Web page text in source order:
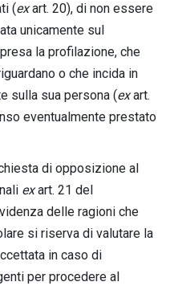
(ex art. 20), di non essere
unicamente sul
la profilazione, che
o che incida in
sulla sua persona (ex art.
eventualmente prestato
di opposizione al
ex art. 21 del
delle ragioni che
si riserva di valutare la
in caso di
per procedere al